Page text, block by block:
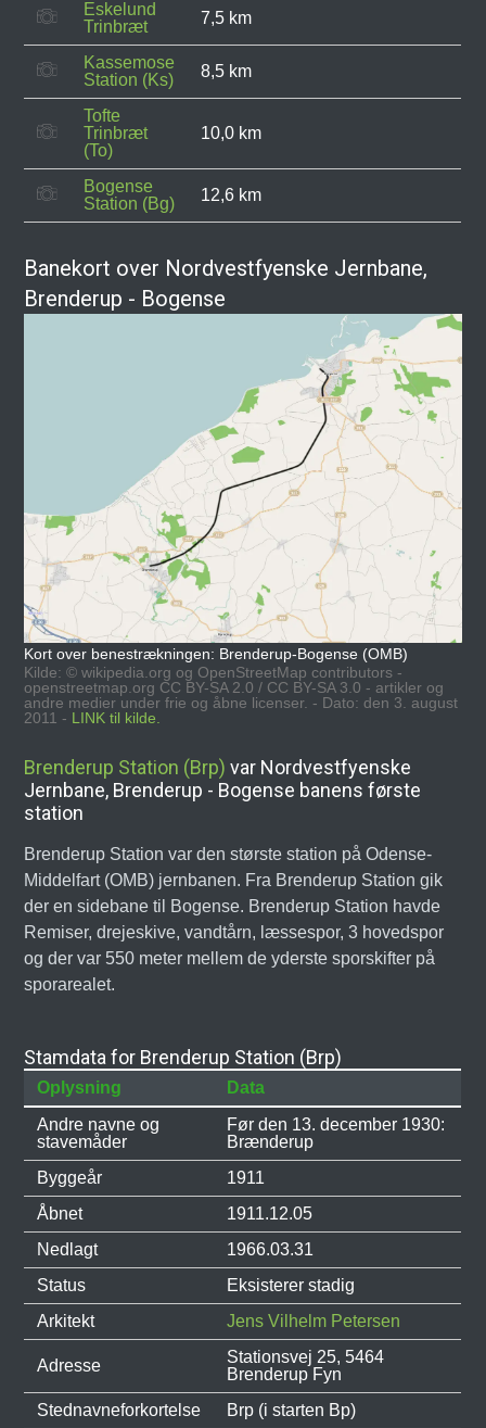
Eskelund
Trinbræt
7,5 km
Kassemose
Station (Ks)
8,5 km
Tofte
Trinbræt
(To)
10,0 km
Bogense
Station (Bg)
12,6 km
Banekort over Nordvestfyenske Jernbane,
Brenderup - Bogense
Kort over benestrækningen: Brenderup-Bogense (OMB)
Kilde: © wikipedia.org og OpenStreetMap contributors -
openstreetmap.org CC BY-SA 2.0 / CC BY-SA 3.0 - artikler og
andre medier under frie og åbne licenser. - Dato: den 3. august
2011 - LINK til kilde.
Brenderup Station (Brp) var Nordvestfyenske
Jernbane, Brenderup - Bogense banens første
station
Brenderup Station var den største station på Odense-
Middelfart (OMB) jernbanen. Fra Brenderup Station gik
der en sidebane til Bogense. Brenderup Station havde
Remiser, drejeskive, vandtårn, læssespor, 3 hovedspor
og der var 550 meter mellem de yderste sporskifter på
sporarealet.
Stamdata for Brenderup Station (Brp)
Oplysning
Data
Andre navne og
stavemåder
Før den 13. december 1930:
Brænderup
Byggeår
1911
Åbnet
1911.12.05
Nedlagt
1966.03.31
Status
Eksisterer stadig
Arkitekt
Jens Vilhelm Petersen
Adresse
Stationsvej 25, 5464
Brenderup Fyn
Stednavneforkortelse
Brp (i starten Bp)